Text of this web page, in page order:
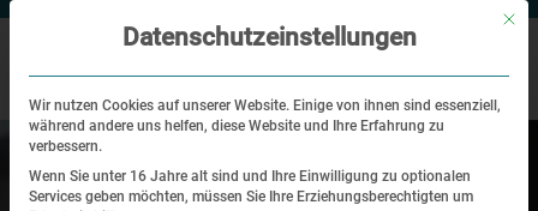
Mit
Datenschutzeinstellungen
Wir nutzen Cookies auf unserer Website. Einige von ihnen sind essenziell,
während andere uns helfen, diese Website und Ihre Erfahrung zu
verbessern.
Wenn Sie unter 16 Jahre alt sind und Ihre Einwilligung zu optionalen
Services geben möchten, müssen Sie Ihre Erziehungsberechtigten um